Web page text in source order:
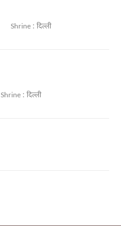
Shrine : दिल्ली
Shrine : दिल्ली